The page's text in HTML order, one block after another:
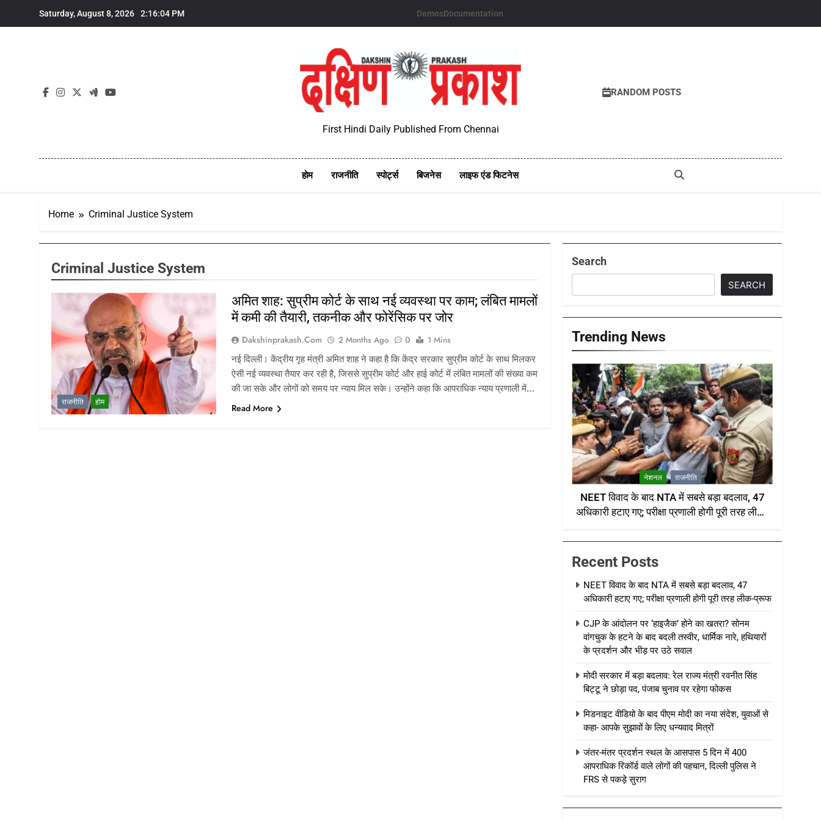
Saturday, August 8, 2026 2:16:05 PM DemosDocumentation
First Hindi Daily Published From Chennai
RANDOM POSTS
होम राजनीति स्पोर्ट्स बिजनेस लाइफ एंड फिटनेस
Home Criminal Justice System
Criminal Justice System
राजनीति होम
अमित शाह: सुप्रीम कोर्ट के साथ नई व्यवस्था पर काम; लंबित मामलों
में कमी की तैयारी, तकनीक और फोरेंसिक पर जोर
Dakshinprakash.com 2 Months Ago 0
1 Mins
नई दिल्ली। केंद्रीय गृह मंत्री अमित शाह ने कहा है कि केंद्र सरकार सुप्रीम कोर्ट के साथ मिलकर
ऐसी नई व्यवस्था तैयार कर रही है, जिससे सुप्रीम कोर्ट और हाई कोर्ट में लंबित मामलों की संख्या कम
की जा सके और लोगों को समय पर न्याय मिल सके। उन्होंने कहा कि आपराधिक न्याय प्रणाली में…
Read More
Search
SEARCH
Trending News
नेशनल राजनीति
NEET विवाद के बाद NTA में सबसे बड़ा बदलाव, 47
अधिकारी हटाए गए; परीक्षा प्रणाली होगी पूरी तरह लीक-
Recent Posts
NEET विवाद के बाद NTA में सबसे बड़ा बदलाव, 47
अधिकारी हटाए गए; परीक्षा प्रणाली होगी पूरी तरह लीक-प्रूफ
CJP के आंदोलन पर ‘हाइजैक’ होने का खतरा? सोनम
वांगचुक के हटने के बाद बदली तस्वीर, धार्मिक नारे, हथियारों
के प्रदर्शन और भीड़ पर उठे सवाल
मोदी सरकार में बड़ा बदलाव: रेल राज्य मंत्री रवनीत सिंह
बिट्टू ने छोड़ा पद, पंजाब चुनाव पर रहेगा फोकस
मिडनाइट वीडियो के बाद पीएम मोदी का नया संदेश, युवाओं से
कहा- आपके सुझावों के लिए धन्यवाद मित्रों
जंतर-मंतर प्रदर्शन स्थल के आसपास 5 दिन में 400
आपराधिक रिकॉर्ड वाले लोगों की पहचान, दिल्ली पुलिस ने
FRS से पकड़े सुराग